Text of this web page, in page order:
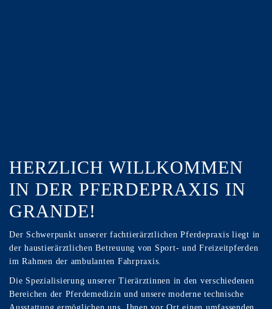
HERZLICH WILLKOMMEN
IN DER PFERDEPRAXIS IN
GRANDE!
Der Schwerpunkt unserer fachtierärztlichen Pferdepraxis liegt in
der haustierärztlichen Betreuung von Sport- und Freizeitpferden
im Rahmen der ambulanten Fahrpraxis.
Die Spezialisierung unserer Tierärztinnen in den verschiedenen
Bereichen der Pferdemedizin und unsere moderne technische